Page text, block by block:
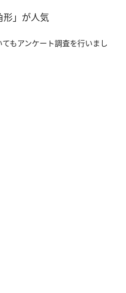
形」が人気
もアンケート調査を行いまし